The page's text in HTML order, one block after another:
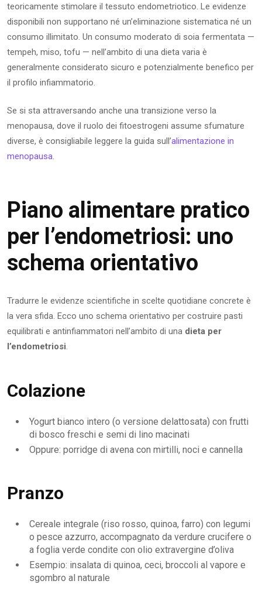
teoricamente stimolare il tessuto endometriotico. Le evidenze
disponibili non supportano né un’eliminazione sistematica né un
consumo illimitato. Un consumo moderato di soia fermentata —
tempeh, miso, tofu — nell’ambito di una dieta varia è
generalmente considerato sicuro e potenzialmente benefico per
il profilo infiammatorio.
Se si sta attraversando anche una transizione verso la
menopausa, dove il ruolo dei fitoestrogeni assume sfumature
diverse, è consigliabile leggere la guida sull’alimentazione in
menopausa.
Piano alimentare pratico
per l’endometriosi: uno
schema orientativo
Tradurre le evidenze scientifiche in scelte quotidiane concrete è
la vera sfida. Ecco uno schema orientativo per costruire pasti
equilibrati e antinfiammatori nell’ambito di una dieta per
l’endometriosi
Colazione
Yogurt bianco intero (o versione delattosata) con frutti
di bosco freschi e semi di lino macinati
Oppure: porridge di avena con mirtilli, noci e cannella
Pranzo
Cereale integrale (riso rosso, quinoa, farro) con legumi
o pesce azzurro, accompagnato da verdure crucifere o
a foglia verde condite con olio extravergine d’oliva
Esempio: insalata di quinoa, ceci, broccoli al vapore e
sgombro al naturale